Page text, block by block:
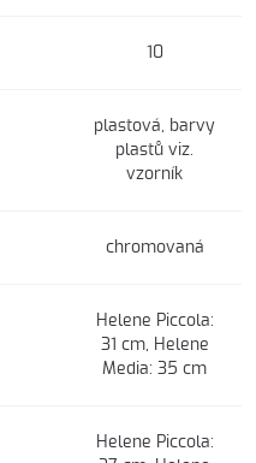
10
plastová, barvy
plastů viz.
vzorník
chromovaná
Helene Piccola:
31 cm, Helene
Media: 35 cm
Helene Piccola: